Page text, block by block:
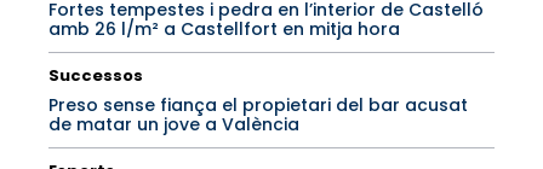
Fortes tempestes i pedra en l’interior de Castelló
amb 26 l/m² a Castellfort en mitja hora
Successos
Preso sense fiança el propietari del bar acusat
de matar un jove a València